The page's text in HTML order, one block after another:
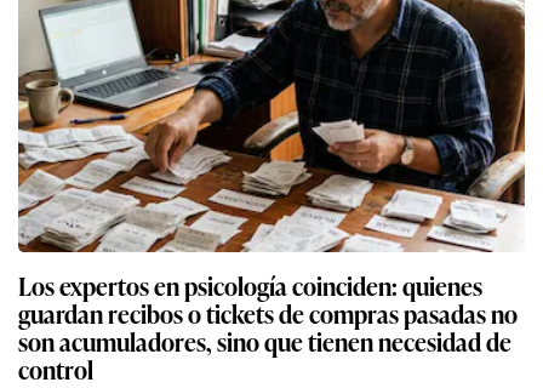
Los expertos en psicología coinciden: quienes
guardan recibos o tickets de compras pasadas no
son acumuladores, sino que tienen necesidad de
control